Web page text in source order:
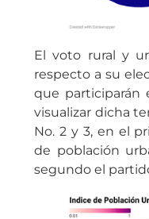
El voto rural y
respecto a su
que participarán
visualizar dicha
No. 2 y 3, en el
de población
segundo el